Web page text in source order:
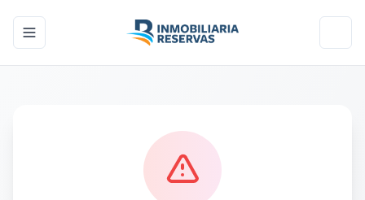
Toggle navigation menu